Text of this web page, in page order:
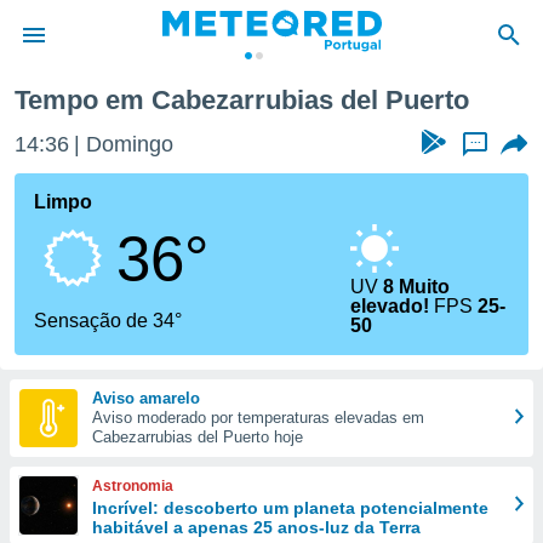
da
foi
fornecidas
a este
das
e
forma
digital
Tempo em Cabezarrubias del Puerto
14:36 Domingo ...
Limpo
36°
Sensação de 34°
UV8 Muito
elevado! FPS25-
50
Aviso amarelo
Aviso moderado por temperaturas elevadas em
Cabezarrubias del Puerto hoje
Astronomia
Incrível: descoberto um planeta potencialmente
habitável a apenas 25 anos-luz da Terra